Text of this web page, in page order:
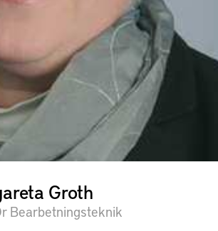
Groth
Bearbetningsteknik